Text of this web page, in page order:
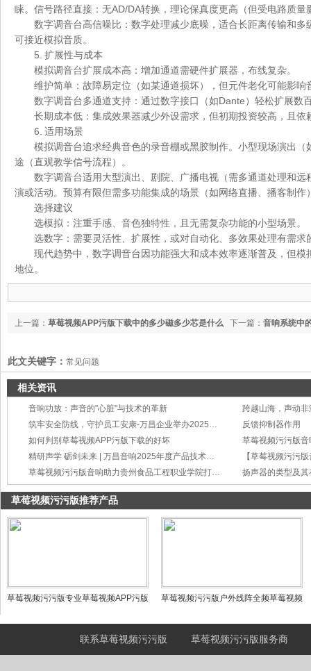
睐。信号路径直接：无AD/DA转换，理论保真度更高（但受电路质量
数字调音台高信噪比：数字处理减少底噪，适合长距离传输和
可接近模拟音质。
5. 扩展性与成本
模拟调音台扩展成本高：增加通道需硬件扩展器，布线复杂。
维护简单：故障易定位（如某通道损坏），但元件老化可能影响
数字调音台多通道支持：通过数字接口（如Dante）轻松扩展数
长期成本低：集成效果器减少外设需求，但初期投资较高，且依
6. 适用场景
模拟调音台追求经典音色的录音棚或黑胶制作。小型现场演出
途（直观教学信号流程）。
数字调音台适用大型演出、剧院、广播电视（需多通道处理和
演或活动。预算有限但需多功能集成的场景（如网络直播、播客制作
选择建议
选模拟：注重手感、音色独特性，且无需复杂功能的小型场景。
选数字：需要灵活性、扩展性，或对自动化、多效果处理有需求
现代趋势中，数字调音台因功能强大和成本效率逐渐普及，但
地位。
下一篇： 音响系统中
上一篇： 草莓视频APP污版下载中的多少磁多少芯是什么
此文关键字： 常见问题
相关资讯
音响功放：声音的"心脏"与技术的革新
筑牢安全防线，守护员工安康-万昌企业举办2025年度工伤事故处理与预防培训
反馈抑制器作用
如何判别草莓视频APP污版下载的好坏
草莓视频污污版
精研声学 砺剑未来 | 万昌音响2025年度产品技术培训会圆满举行
草莓视频污污版音响助力贵州食品工程职业学院打造智慧会议新标杆
扬声器的类型及
草莓视频污污版推荐产品
草莓视频污污版专业草莓视频APP污版
草莓视频污污版户外线阵全频草莓视频
联系草莓视频污污版 草莓视频污污版服务商